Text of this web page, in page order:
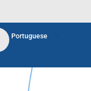
Portuguese